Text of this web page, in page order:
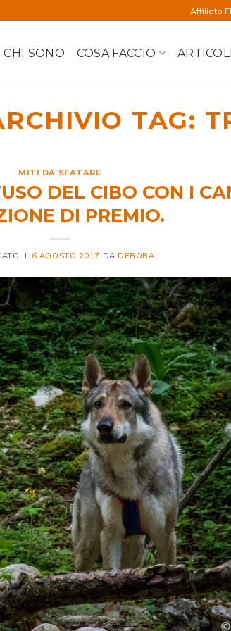
Affiliato
CHI SONO COSA FACCIO ARTICOLI
TAG:
MITI DA SFATARE
DEL CIBO CON I
DI PREMIO.
IL 6 AGOSTO 2017 DA DEBORA